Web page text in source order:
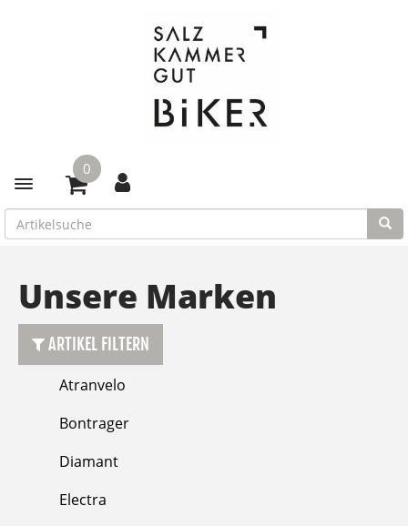
Toggle navigation
0
Unsere Marken
ARTIKEL FILTERN
Atranvelo
Bontrager
Diamant
Electra